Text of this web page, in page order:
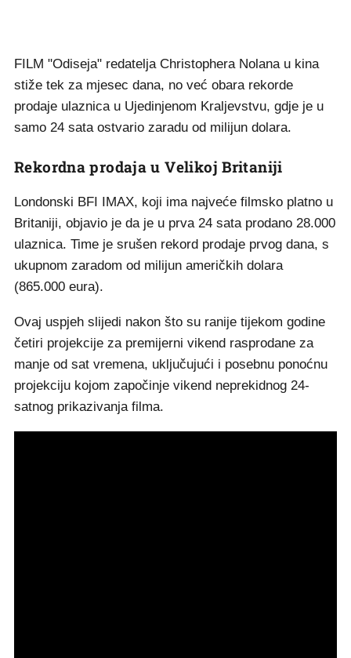
FILM "Odiseja" redatelja Christophera Nolana u kina
stiže tek za mjesec dana, no već obara rekorde
prodaje ulaznica u Ujedinjenom Kraljevstvu, gdje je u
samo 24 sata ostvario zaradu od milijun dolara.
Rekordna prodaja u Velikoj Britaniji
Londonski BFI IMAX, koji ima najveće filmsko platno u
Britaniji, objavio je da je u prva 24 sata prodano 28.000
ulaznica. Time je srušen rekord prodaje prvog dana, s
ukupnom zaradom od milijun američkih dolara
(865.000 eura).
Ovaj uspjeh slijedi nakon što su ranije tijekom godine
četiri projekcije za premijerni vikend rasprodane za
manje od sat vremena, uključujući i posebnu ponoćnu
projekciju kojom započinje vikend neprekidnog 24-
satnog prikazivanja filma.